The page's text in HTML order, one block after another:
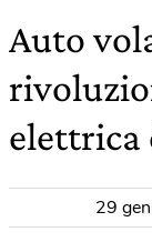
Auto
elettrica
29